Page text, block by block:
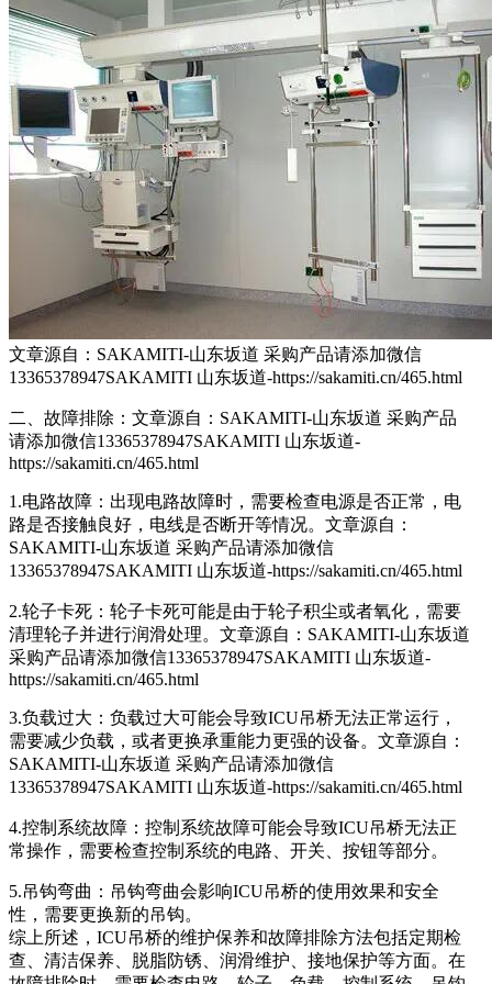
文章源自：SAKAMITI-山东坂道 采购产品请添加微信
13365378947SAKAMITI 山东坂道-https://sakamiti.cn/465.html
二、故障排除： 文章源自：SAKAMITI-山东坂道 采购产品
请添加微信13365378947SAKAMITI 山东坂道-
https://sakamiti.cn/465.html
1.电路故障：出现电路故障时，需要检查电源是否正常，电
路是否接触良好，电线是否断开等情况。 文章源自：
SAKAMITI-山东坂道 采购产品请添加微信
13365378947SAKAMITI 山东坂道-https://sakamiti.cn/465.html
2.轮子卡死：轮子卡死可能是由于轮子积尘或者氧化，需要
清理轮子并进行润滑处理。 文章源自：SAKAMITI-山东坂道
采购产品请添加微信13365378947SAKAMITI 山东坂道-
https://sakamiti.cn/465.html
3.负载过大：负载过大可能会导致ICU吊桥无法正常运行，
需要减少负载，或者更换承重能力更强的设备。 文章源自：
SAKAMITI-山东坂道 采购产品请添加微信
13365378947SAKAMITI 山东坂道-https://sakamiti.cn/465.html
4.控制系统故障：控制系统故障可能会导致ICU吊桥无法正
常操作，需要检查控制系统的电路、开关、按钮等部分。
5.吊钩弯曲：吊钩弯曲会影响ICU吊桥的使用效果和安全
性，需要更换新的吊钩。
综上所述，ICU吊桥的维护保养和故障排除方法包括定期检
查、清洁保养、脱脂防锈、润滑维护、接地保护等方面。在